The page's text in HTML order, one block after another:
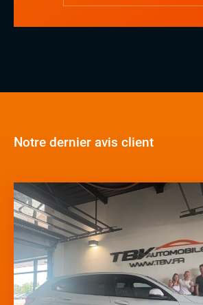
Notre dernier avis client